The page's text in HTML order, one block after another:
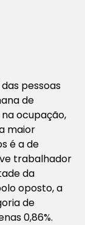
pessoas
de
ocupação,
maior
é a de
trabalhador
da
oposto, a
de
0,86%.